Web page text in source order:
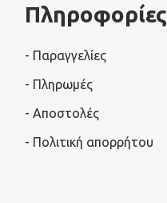
Πληροφορίες
- Παραγγελίες
- Πληρωμές
- Αποστολές
- Πολιτική απορρήτου